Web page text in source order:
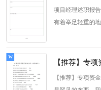
项目经理述职报
有着举足轻重的
【推荐】专
【推荐】专项资